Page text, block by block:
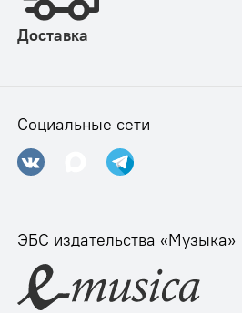
Доставка
Социальные сети
ЭБС издательства «Музыка»